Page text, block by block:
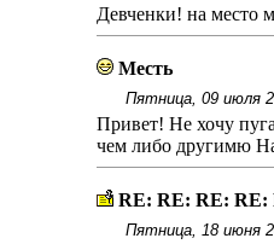
Девченки! на место
Месть
Пятница, 09 июля
Привет! Не хочу
чем либо другимю
RE: RE: RE: RE:
Пятница, 18 июня